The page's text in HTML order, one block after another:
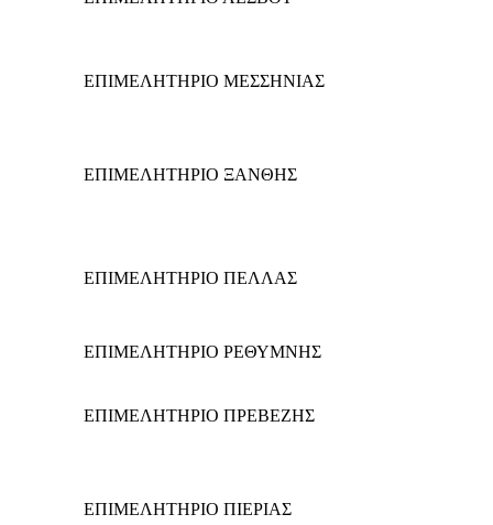
ΕΠΙΜΕΛΗΤΗΡΙΟ ΜΕΣΣΗΝΙΑΣ
ΕΠΙΜΕΛΗΤΗΡΙΟ ΞΑΝΘΗΣ
ΕΠΙΜΕΛΗΤΗΡΙΟ ΠΕΛΛΑΣ
ΕΠΙΜΕΛΗΤΗΡΙΟ ΡΕΘΥΜΝΗΣ
ΕΠΙΜΕΛΗΤΗΡΙΟ ΠΡΕΒΕΖΗΣ
ΕΠΙΜΕΛΗΤΗΡΙΟ ΠΙΕΡΙΑΣ